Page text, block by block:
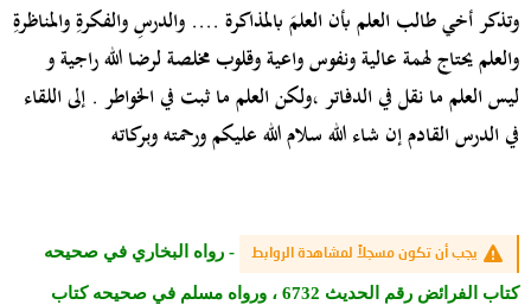
وتذكرأخي طالب العلم بأن العلمَ بالمذاكرة .... والدرسِ والفكرةِ والمناظرةِ
والعلم يحتاج لهمة عالية ونفوس واعية وقلوب مخلصة لرضا الله راجيةو
ليس العلم ما نقل في الدفاتر ،ولكن العلم ما ثبت في الخواطر . إلى اللقاء
في الدرس القادم إن شاء الله سلام الله عليكم ورحمته وبركاته
يجب أن تكون مسجلاً لمشاهدة الروابط - رواه البخاري في صحيحه
كتاب الفرائض رقم الحديث 6732 ، ورواه مسلم في صحيحه كتاب